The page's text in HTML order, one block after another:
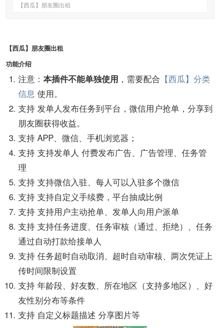
【西瓜】朋友圈出租
【西瓜】朋友圈出租
功能介绍
注意： 本插件不能单独使用 ，需要配合 【西瓜】分类
信息 使用。
支持 发单人发布任务到平台，微信用户抢单，分享到
朋友圈获得收益。
支持 APP、微信、手机浏览器；
支持 支持发单人 付费发布广告、广告管理、任务管
理
支持 支持微信入驻、每人可以入驻多个微信
支持 支持自定义手续费，平台抽成比例
支持 支持用户主动抢单、发单人向用户派单
支持 支持任务进度、任务审核（通过、拒绝）、任务
通过自动打款给接单人
支持 任务超时自动取消、超时自动审核、两次凭证上
传时间限制设置
支持 年龄段、好友数、所在地区（支持多地区）、好
友性别分布等条件
支持 自定义标题描述 分享图片等